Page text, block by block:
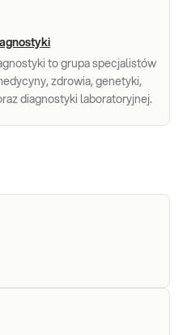
to grupa specjalistów
zdrowia, genetyki,
diagnostyki laboratoryjnej.